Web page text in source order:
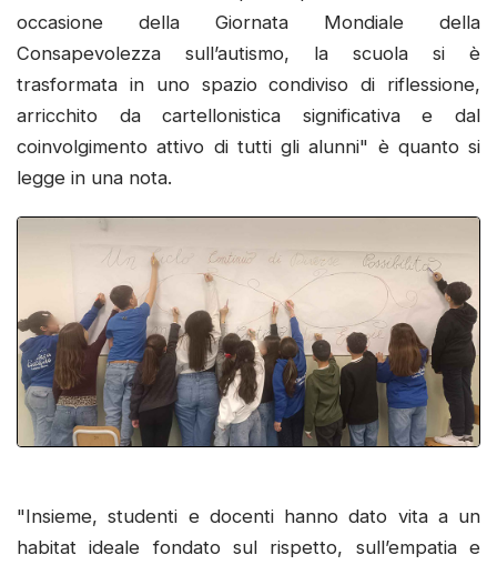
occasione della Giornata Mondiale della
Consapevolezza sull’autismo, la scuola si è
trasformata in uno spazio condiviso di riflessione,
arricchito da cartellonistica significativa e dal
coinvolgimento attivo di tutti gli alunni" è quanto si
legge in una nota.
"Insieme, studenti e docenti hanno dato vita a un
habitat ideale fondato sul rispetto, sull’empatia e